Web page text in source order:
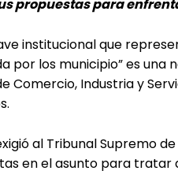
propuestas para
institucional que
por los municipio” es una
Comercio, Industria y
al Tribunal Supremo
en el asunto para tratar